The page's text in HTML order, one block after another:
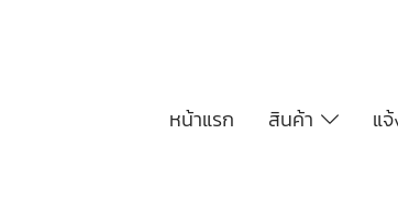
หน้าแรก สินค้า แ